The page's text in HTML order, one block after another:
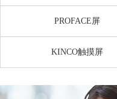
PROFACE屏
KINCO触摸屏